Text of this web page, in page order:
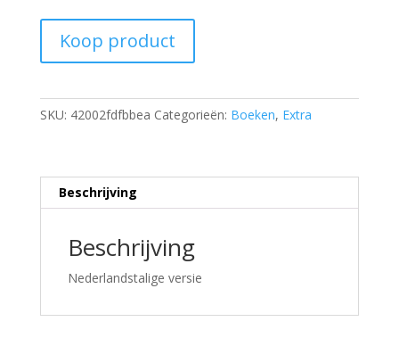
Koop product
SKU: 42002fdfbbea Categorieën: Boeken, Extra
Beschrijving
Beschrijving
Nederlandstalige versie